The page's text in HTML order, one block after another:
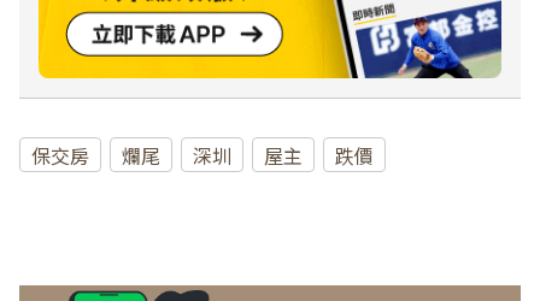
保交房 爛尾 深圳 屋主 跌價